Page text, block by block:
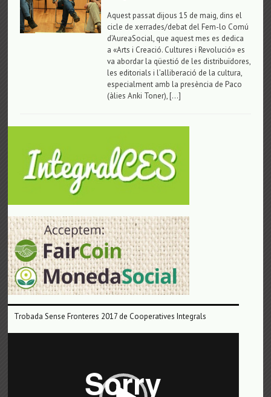
Aquest passat dijous 15 de maig, dins el
cicle de xerrades/debat del Fem-lo Comú
d’AureaSocial, que aquest mes es dedica
a «Arts i Creació. Cultures i Revolució» es
va abordar la qüestió de les distribuïdores,
les editorials i l’alliberació de la cultura,
especialment amb la presència de Paco
(àlies Anki Toner), […]
Trobada Sense Fronteres 2017 de Cooperatives Integrals